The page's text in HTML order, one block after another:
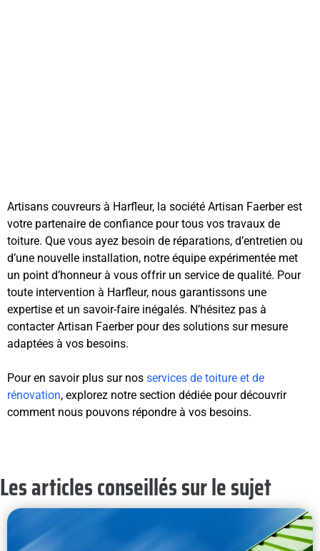
Artisans couvreurs à Harfleur, la société Artisan Faerber est
votre partenaire de confiance pour tous vos travaux de
toiture. Que vous ayez besoin de réparations, d’entretien ou
d’une nouvelle installation, notre équipe expérimentée met
un point d’honneur à vous offrir un service de qualité. Pour
toute intervention à Harfleur, nous garantissons une
expertise et un savoir-faire inégalés. N’hésitez pas à
contacter Artisan Faerber pour des solutions sur mesure
adaptées à vos besoins.
Pour en savoir plus sur nos services de toiture et de
rénovation, explorez notre section dédiée pour découvrir
comment nous pouvons répondre à vos besoins.
Les articles conseillés sur le sujet